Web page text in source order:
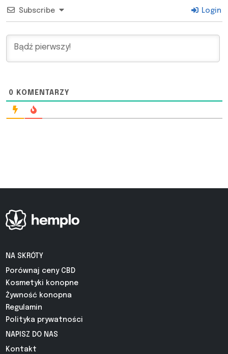
Subscribe Login
0 KOMENTARZY
NA SKRÓTY
Porównaj ceny CBD
Kosmetyki konopne
Żywność konopna
Regulamin
Polityka prywatności
NAPISZ DO NAS
Kontakt